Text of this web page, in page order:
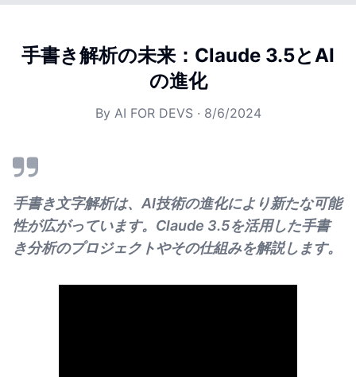
手書き解析の未来：Claude 3.5とAI
の進化
By AI FOR DEVS· 8/6/2024
手書き文字解析は、AI技術の進化により新たな可能
性が広がっています。Claude 3.5を活用した手書
き分析のプロジェクトやその仕組みを解説します。